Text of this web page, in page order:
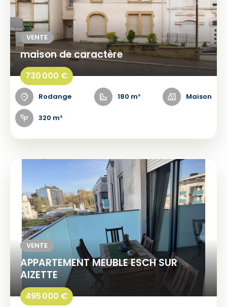
VENTE
maison de caractère
730 000 €
Rodange 180 m² Maison
320 m²
VENTE
APPARTEMENT MEUBLE ESCH SUR
AlZETTE
495 000 €